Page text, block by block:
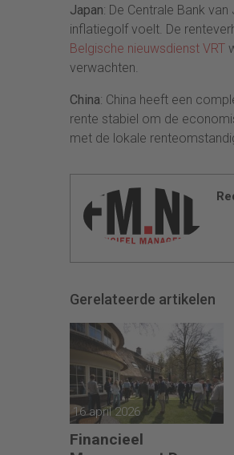
Japan: De Centrale Bank
inflatiegolf voelt. De
Belgische nieuwsdienst VRT
verwachten.
China: China heeft een
rente stabiel om de
met de lokale
Gerelateerde artikelen
16 april 2026
Financieel